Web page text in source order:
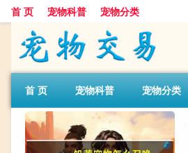
首 页 宠物科普 宠物分类
首 页 宠物科普 宠物分类